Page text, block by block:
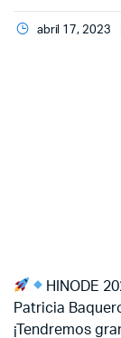
abril 17, 2023
HINODE
Patricia
¡Tendremos